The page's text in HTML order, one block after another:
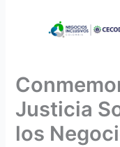
Justicia
los